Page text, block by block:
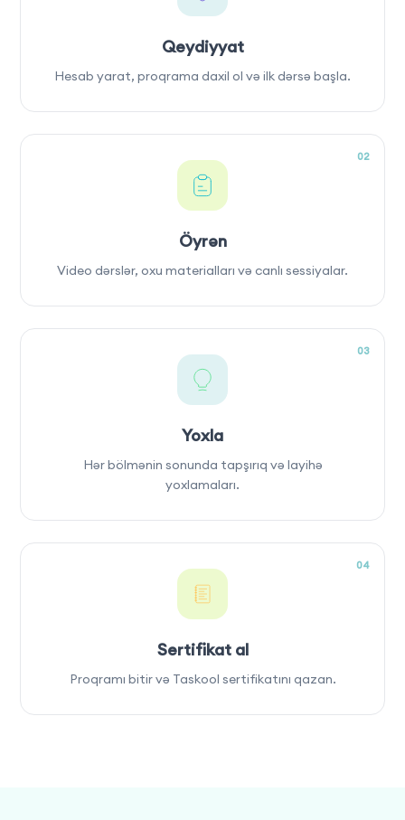
Qeydiyyat
Hesab yarat, proqrama daxil ol və ilk dərsə başla.
02
Öyrən
Video dərslər, oxu materialları və canlı sessiyalar.
03
Yoxla
Hər bölmənin sonunda tapşırıq və layihə
yoxlamaları.
04
Sertifikat al
Proqramı bitir və Taskool sertifikatını qazan.